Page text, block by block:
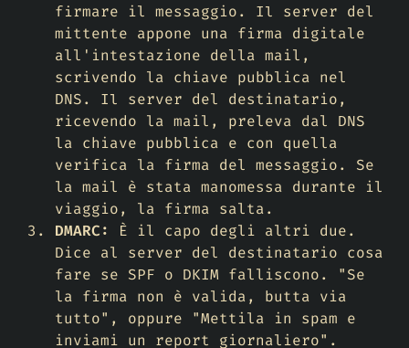
firmare il messaggio. Il server del
mittente appone una firma digitale
all'intestazione della mail,
scrivendo la chiave pubblica nel
DNS. Il server del destinatario,
ricevendo la mail, preleva dal DNS
la chiave pubblica e con quella
verifica la firma del messaggio. Se
la mail è stata manomessa durante il
viaggio, la firma salta.
DMARC:
È il capo degli altri due.
Dice al server del destinatario cosa
fare se SPF o DKIM falliscono. "Se
la firma non è valida, butta via
tutto", oppure "Mettila in spam e
inviami un report giornaliero".